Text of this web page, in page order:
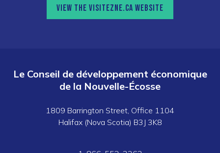
VIEW THE VISITEZNE.CA WEBSITE
Le Conseil de développement économique
de la Nouvelle-Écosse
1809 Barrington Street, Office 1104
Halifax (Nova Scotia) B3J 3K8